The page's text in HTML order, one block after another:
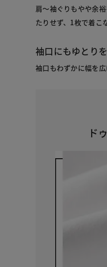
肩～袖ぐりもやや余
たりせず、1枚で着こ
袖口にもゆとり
袖口もわずかに幅を広
ド